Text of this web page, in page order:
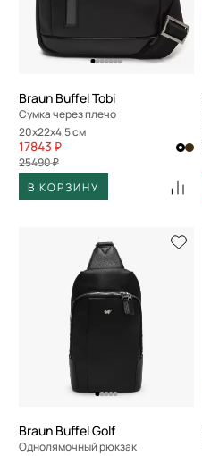
Braun Buffel Tobi
Сумка через плечо
20x22x4,5 см
17843 ₽
25490 ₽
В КОРЗИНУ
Braun Buffel Golf
Однолямочный рюкзак